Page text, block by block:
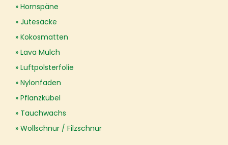
Hornspäne
Jutesäcke
Kokosmatten
Lava Mulch
Luftpolsterfolie
Nylonfaden
Pflanzkübel
Tauchwachs
Wollschnur / Filzschnur